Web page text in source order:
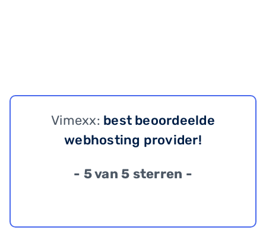
Vimexx: best beoordeelde
webhosting provider!
- 5 van 5 sterren -